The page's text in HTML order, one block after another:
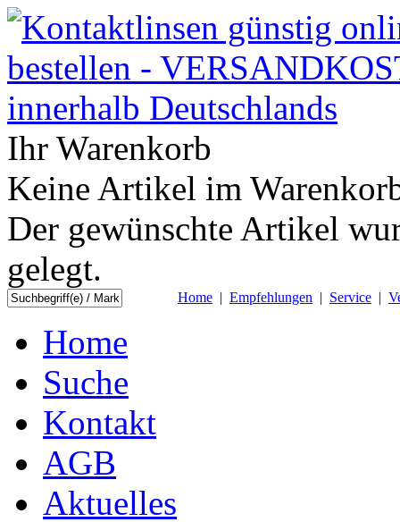
Ihr Warenkorb
Keine Artikel im
Der gewünschte Artikel
gelegt.
Home | Empfehlungen | Service |
Home
Suche
Kontakt
AGB
Aktuelles